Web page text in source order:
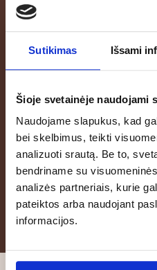
Sutikimas Išsami
Šioje svetainėje naudojami
Naudojame slapukus, kad
bei skelbimus, teikti
analizuoti srautą. Be to,
bendriname su
analizės partneriais, kurie
pateiktos arba naudojant
informacijos.
Prenumeruokite naujienlaiškį
dovanų gaukite 100 ml
Sutinku prenumeruoti
naujienas bei specialius